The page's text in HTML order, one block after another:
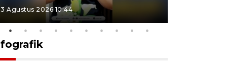
3 Agustus 2026 10:44